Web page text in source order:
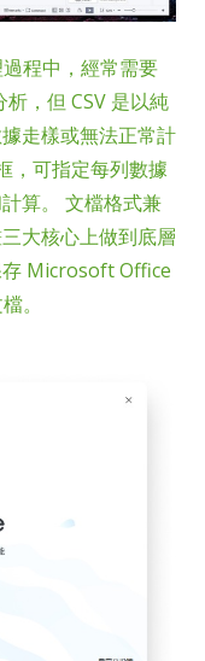
程中，經常需要
，但 CSV 是以純
走樣或無法正常計
，可指定每列數據
算。 文檔格式兼
大核心上做到底層
存 Microsoft Office
。